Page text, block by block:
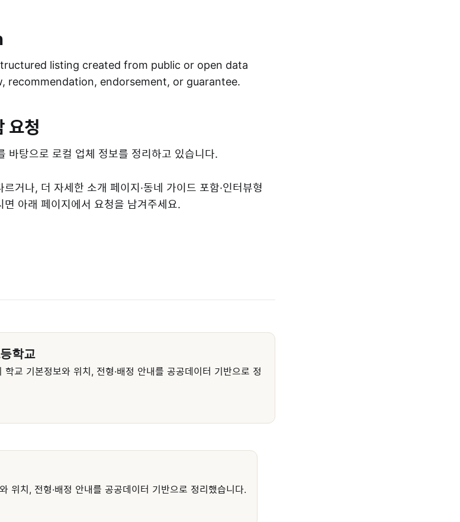
listing created from public or open data
recommendation, endorsement, or guarantee.
요청
바탕으로 로컬 업체 정보를 정리하고 있습니다.
거나, 더 자세한 소개 페이지·동네 가이드 포함·인터뷰형
면 아래 페이지에서 요청을 남겨주세요.
학교
교 기본정보와 위치, 전형·배정 안내를 공공데이터 기반으로 정
위치, 전형·배정 안내를 공공데이터 기반으로 정리했습니다.